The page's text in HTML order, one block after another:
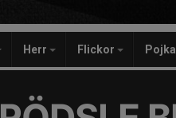
Herr Flickor